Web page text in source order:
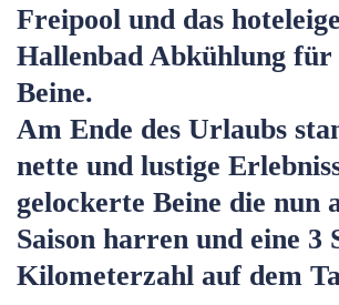
Freipool und das
Hallenbad Abkühlung für
Beine.
Am Ende des Urlaubs
nette und lustige
gelockerte Beine die nun
Saison harren und eine 3
Kilometerzahl auf dem